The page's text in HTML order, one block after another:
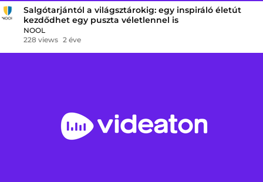
Salgótarjántól a világsztárokig: egy inspiráló életút
kezdődhet egy puszta véletlennel is
NOOL
228 views 2 éve